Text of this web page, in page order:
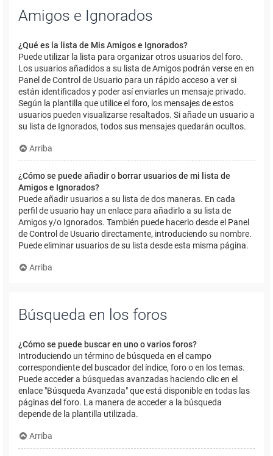
Amigos e Ignorados
¿Qué es la lista de Mis Amigos e Ignorados?
Puede utilizar la lista para organizar otros usuarios del foro.
Los usuarios añadidos a su lista de Amigos podrán verse en en
Panel de Control de Usuario para un rápido acceso a ver si
están identificados y poder así enviarles un mensaje privado.
Según la plantilla que utilice el foro, los mensajes de estos
usuarios pueden visualizarse resaltados. Si añade un usuario a
su lista de Ignorados, todos sus mensajes quedarán ocultos.
Arriba
¿Cómo se puede añadir o borrar usuarios de mi lista de
Amigos e Ignorados?
Puede añadir usuarios a su lista de dos maneras. En cada
perfil de usuario hay un enlace para añadirlo a su lista de
Amigos y/o Ignorados. También puede hacerlo desde el Panel
de Control de Usuario directamente, introduciendo su nombre.
Puede eliminar usuarios de su lista desde esta misma página.
Arriba
Búsqueda en los foros
¿Cómo se puede buscar en uno o varios foros?
Introduciendo un término de búsqueda en el campo
correspondiente del buscador del índice, foro o en los temas.
Puede acceder a búsquedas avanzadas haciendo clic en el
enlace "Búsqueda Avanzada" que está disponible en todas las
páginas del foro. La manera de acceder a la búsqueda
depende de la plantilla utilizada.
Arriba